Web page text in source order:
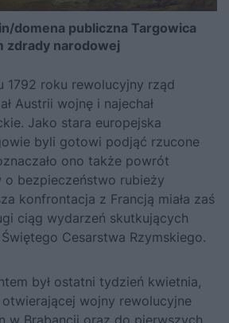
domena publiczna Targowica
zdrady narodowej
1792 roku rewolucyjny rząd
Austrii wojnę i najechał
Jako stara europejska
byli gotowi podjąć rzucone
ono także powrót
o bezpieczeństwo rubieży
konfrontacja z Francją miała zaś
ciąg wydarzeń skutkujących
Cesarstwa Rzymskiego.
był ostatni tydzień kwietnia,
wojny rewolucyjne
w Brabancji oraz do pierwszych